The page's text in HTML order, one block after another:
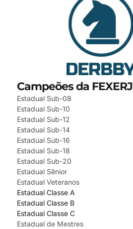
Campeões da FEXERJ
Estadual Sub-08
Estadual Sub-10
Estadual Sub-12
Estadual Sub-14
Estadual Sub-16
Estadual Sub-18
Estadual Sub-20
Estadual Sênior
Estadual Veteranos
Estadual Classe A
Estadual Classe B
Estadual Classe C
Estadual de Mestres